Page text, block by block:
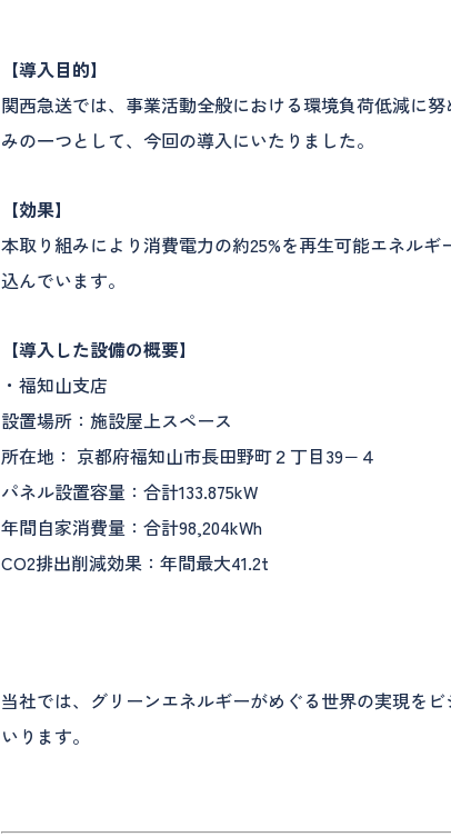
【導入目的】
関西急送では、事業活動全般における環境負荷低減に
みの一つとして、今回の導入にいたりました。
【効果】
本取り組みにより消費電力の約25%を再生可能エネル
込んでいます。
【導入した設備の概要】
・福知山支店
設置場所：施設屋上スペース
所在地： 京都府福知山市長田野町２丁目39−４
パネル設置容量：合計133.875kW
年間自家消費量：合計98,204kWh
CO2排出削減効果：年間最大41.2t
当社では、グリーンエネルギーがめぐる世界の実現を
いります。